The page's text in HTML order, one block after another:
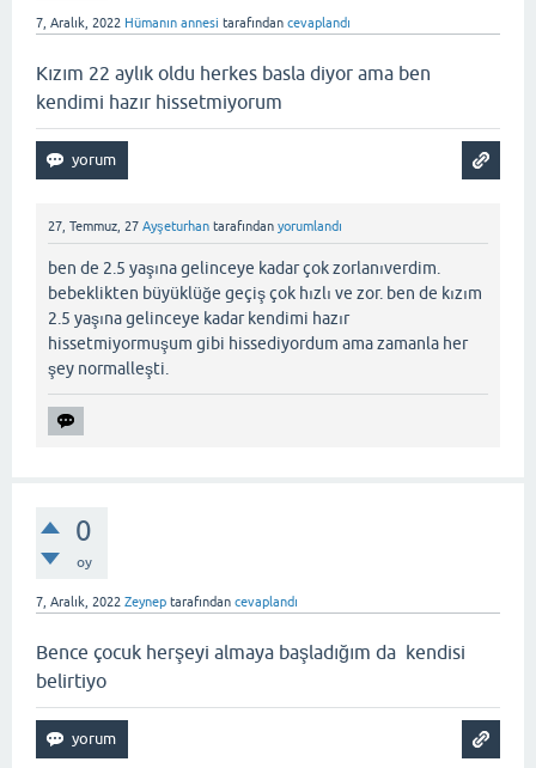
7, Aralık, 2022 Hümanın annesi tarafından cevaplandı
Kızım 22 aylık oldu herkes basla diyor ama ben
kendimi hazır hissetmiyorum
27, Temmuz, 27 Ayşeturhan tarafından yorumlandı
ben de 2.5 yaşına gelinceye kadar çok zorlanıverdim.
bebeklikten büyüklüğe geçiş çok hızlı ve zor. ben de kızım
2.5 yaşına gelinceye kadar kendimi hazır
hissetmiyormuşum gibi hissediyordum ama zamanla her
şey normalleşti.
0
oy
7, Aralık, 2022 Zeynep tarafından cevaplandı
Bence çocuk herşeyi almaya başladığım da kendisi
belirtiyo